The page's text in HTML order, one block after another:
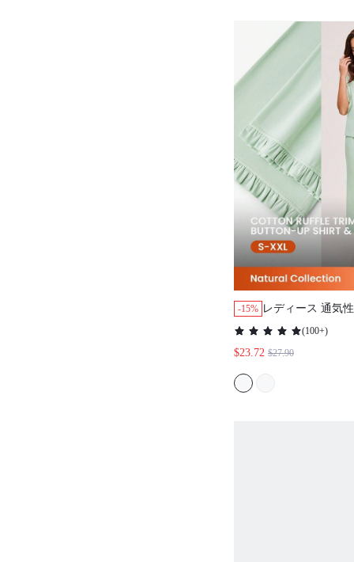
-15% レディース 通気
フレッシュ 半袖
プス＆パンツ エ
ア かわいいパジ
ットンパジャマ
(100+)
$23.72 $27.90